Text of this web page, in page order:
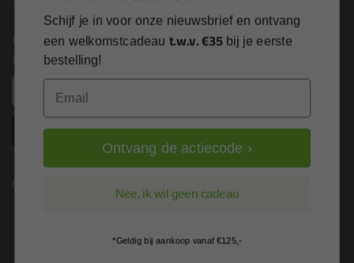
Nieuws, tips en exclusieve deals rechtstreeks in je
inbox
Inschrijven
Kitcentrum is trots op:
Schijf je in voor onze nieuwsbrief en ontvang
een welkomstcadeau t.w.v. €35 bij je eerste
bestelling!
Ontvang de actiecode ›
Nee, ik wil geen cadeau
*Geldig bij aankoop vanaf €125,-